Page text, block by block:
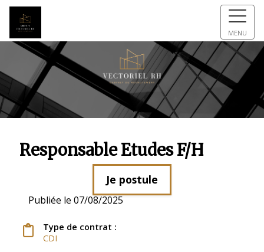
MENU
Responsable Etudes F/H
Je postule
Publiée le 07/08/2025
Type de contrat :
CDI